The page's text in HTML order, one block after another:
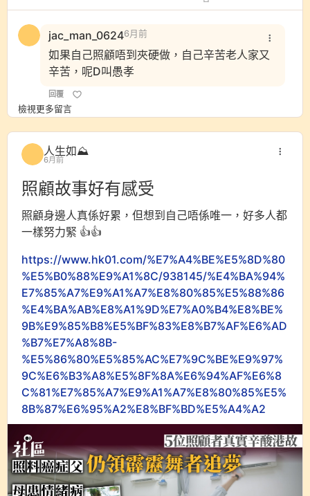
jac_man_06246月前
如果自己照顧唔到夾硬做，自己辛苦老人家又
辛苦，呢D叫愚孝
回覆
檢視更多留言
人生如⛰️
6月前
照顧故事好有感受
照顧身邊人真係好累，但想到自己唔係唯一，好多人都
一樣努力緊 👍👍
https://www.hk01.com/%E7%A4%BE%E5%8D%80
%E5%B0%88%E9%A1%8C/938145/%E4%BA%94%
E7%85%A7%E9%A1%A7%E8%80%85%E5%88%86
%E4%BA%AB%E8%A1%9D%E7%A0%B4%E8%BE%
9B%E9%85%B8%E5%BF%83%E8%B7%AF%E6%AD
%B7%E7%A8%8B-
%E5%86%80%E5%85%AC%E7%9C%BE%E9%97%
9C%E6%B3%A8%E5%8F%8A%E6%94%AF%E6%8
C%81%E7%85%A7%E9%A1%A7%E8%80%85%E5%
8B%87%E6%95%A2%E8%BF%BD%E5%A4%A2